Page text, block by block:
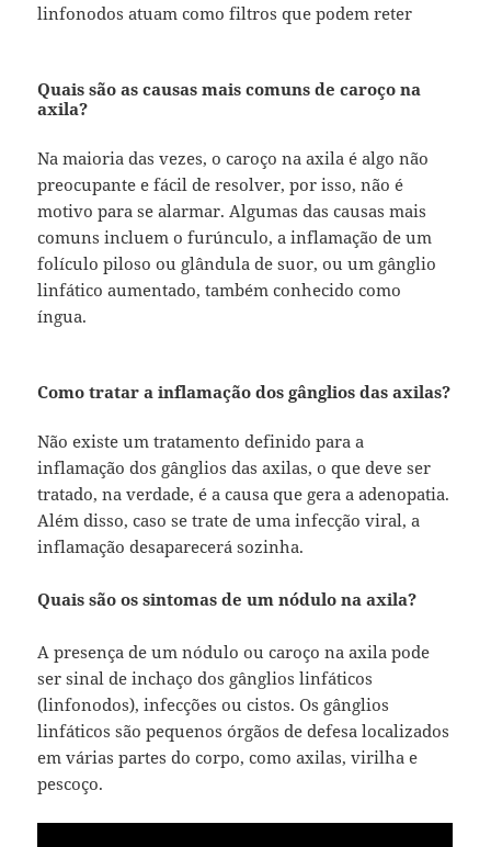
linfonodos atuam como filtros que podem reter
Quais são as causas mais comuns de caroço na
axila?
Na maioria das vezes, o caroço na axila é algo não
preocupante e fácil de resolver, por isso, não é
motivo para se alarmar. Algumas das causas mais
comuns incluem o furúnculo, a inflamação de um
folículo piloso ou glândula de suor, ou um gânglio
linfático aumentado, também conhecido como
íngua.
Como tratar a inflamação dos gânglios das axilas?
Não existe um tratamento definido para a
inflamação dos gânglios das axilas, o que deve ser
tratado, na verdade, é a causa que gera a adenopatia.
Além disso, caso se trate de uma infecção viral, a
inflamação desaparecerá sozinha.
Quais são os sintomas de um nódulo na axila?
A presença de um nódulo ou caroço na axila pode
ser sinal de inchaço dos gânglios linfáticos
(linfonodos), infecções ou cistos. Os gânglios
linfáticos são pequenos órgãos de defesa localizados
em várias partes do corpo, como axilas, virilha e
pescoço.